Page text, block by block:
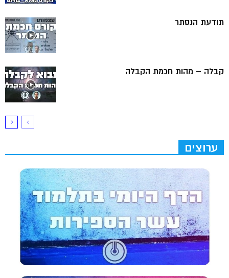
תודעת הנסתר
קבלה – מהות חכמת הקבלה
ערוצים